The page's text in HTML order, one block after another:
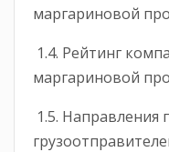
маргариновой
1.4. Рейтинг
маргариновой
1.5. Направления